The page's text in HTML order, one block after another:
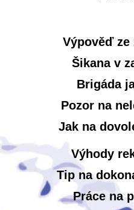
Výpověď ze
Šikana v
Brigáda
Pozor na
Jak na
Výhody
Tip na
Práce na